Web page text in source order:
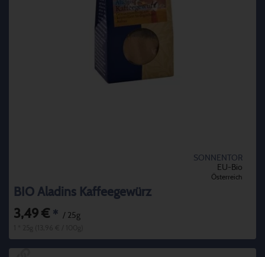
SONNENTOR
EU-Bio
Österreich
BIO Aladins Kaffeegewürz
3,49 € * / 25g